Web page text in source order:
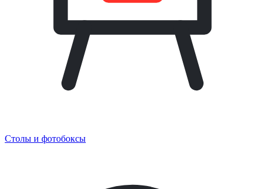
Столы и фотобоксы